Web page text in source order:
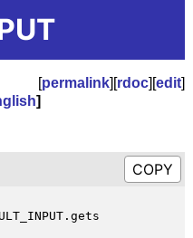
[permalink][rdoc][edit]
]